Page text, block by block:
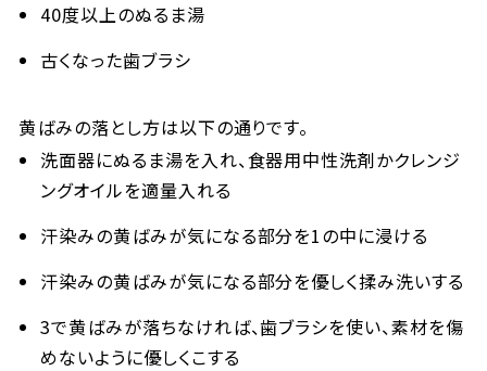
40度以上のぬるま湯
古くなった歯ブラシ
黄ばみの落とし方は以下の通りです。
洗面器にぬるま湯を入れ、食器用中性洗剤かクレンジ
ングオイルを適量入れる
汗染みの黄ばみが気になる部分を1の中に浸ける
汗染みの黄ばみが気になる部分を優しく揉み洗いする
3で黄ばみが落ちなければ、歯ブラシを使い、素材を傷
めないように優しくこする